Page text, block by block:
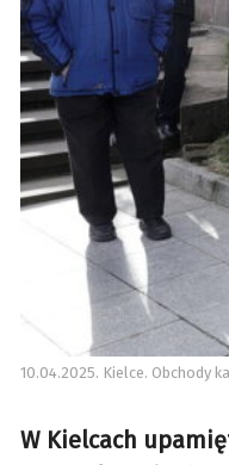
10.04.2025. Kielce. Obchody
W Kielcach